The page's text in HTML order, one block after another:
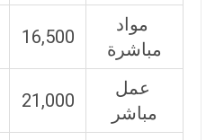
مواد
مباشرة
16,500
عمل
مباشر
21,000